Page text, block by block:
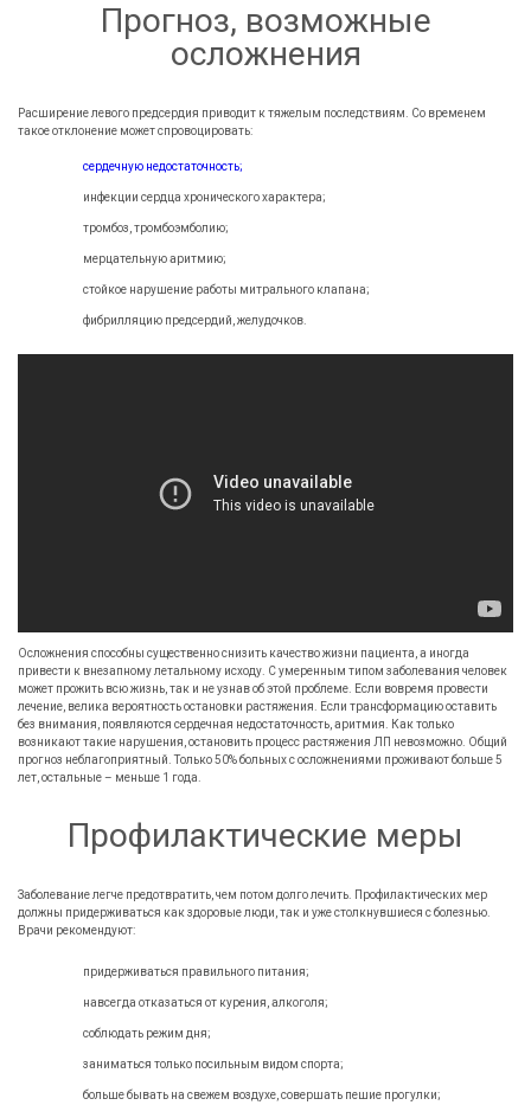
Прогноз, возможные
осложнения
Расширение левого предсердия приводит к тяжелым последствиям. Со временем
такое отклонение может спровоцировать:
сердечную недостаточность;
инфекции сердца хронического характера;
тромбоз, тромбоэмболию;
мерцательную аритмию;
стойкое нарушение работы митрального клапана;
фибрилляцию предсердий, желудочков.
Осложнения способны существенно снизить качество жизни пациента, а иногда
привести к внезапному летальному исходу. С умеренным типом заболевания человек
может прожить всю жизнь, так и не узнав об этой проблеме. Если вовремя провести
лечение, велика вероятность остановки растяжения. Если трансформацию оставить
без внимания, появляются сердечная недостаточность, аритмия. Как только
возникают такие нарушения, остановить процесс растяжения ЛП невозможно. Общий
прогноз неблагоприятный. Только 50% больных с осложнениями проживают больше 5
лет, остальные – меньше 1 года.
Профилактические меры
Заболевание легче предотвратить, чем потом долго лечить. Профилактических мер
должны придерживаться как здоровые люди, так и уже столкнувшиеся с болезнью.
Врачи рекомендуют:
придерживаться правильного питания;
навсегда отказаться от курения, алкоголя;
соблюдать режим дня;
заниматься только посильным видом спорта;
больше бывать на свежем воздухе, совершать пешие прогулки;